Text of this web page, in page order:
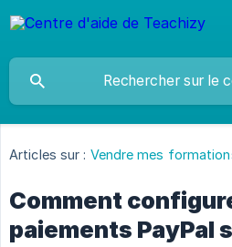
Articles sur : Vendre mes
Comment
paiements PayPal